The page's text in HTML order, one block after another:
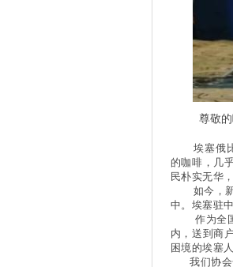
尊敬
埃塞俄比
的咖啡，几
民朴实无华
如今，新
中。埃塞驻
作为全国
内，送到商
困境的埃塞
我们协会